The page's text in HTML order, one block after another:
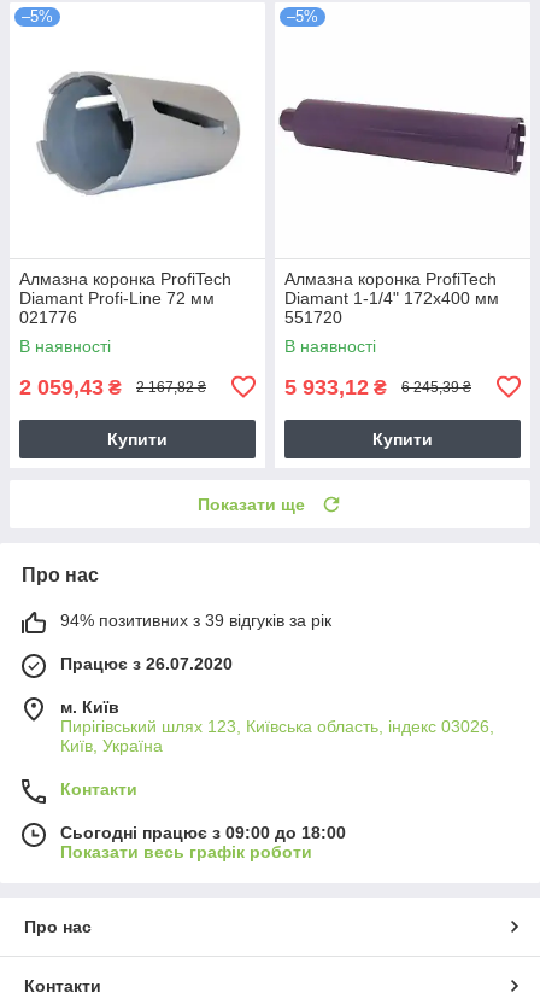
–5%
Алмазна коронка ProfiTech
Diamant Profi-Line 72 мм
021776
В наявності
2 059,43 ₴ 2 167,82 ₴
Купити
–5%
Алмазна коронка ProfiTech
Diamant 1-1/4" 172x400 мм
551720
В наявності
5 933,12 ₴ 6 245,39 ₴
Купити
Показати ще
Про нас
94% позитивних з 39 відгуків за рік
Працює з 26.07.2020
м. Київ
Пирігівський шлях 123, Київська область, індекс 03026,
Київ, Україна
Контакти
Сьогодні працює з 09:00 до 18:00
Показати весь графік роботи
Про нас
Контакти